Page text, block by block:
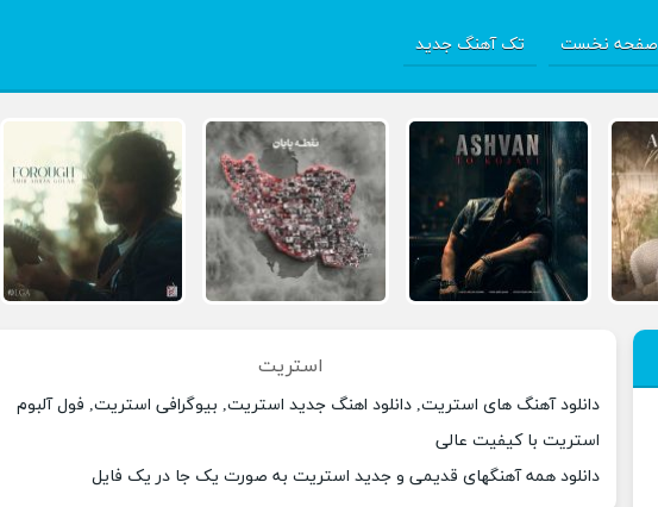
صفحه نخست تک آهنگ جدید
استریت
دانلود آهنگ های استریت, دانلود اهنگ جدید استریت, بیوگرافی استریت, فول آلبوم
استریت با کیفیت عالی
دانلود همه آهنگهای قدیمی و جدید استریت به صورت یک جا در یک فایل